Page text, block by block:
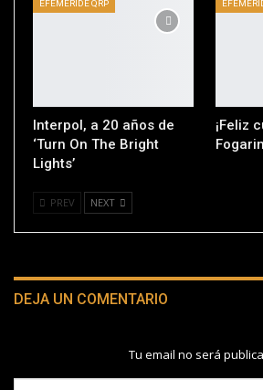
EFEMÉRIDE QRP
Interpol, a 20 años de
‘Turn On The Bright
Lights’
¡Feliz
PREV NEXT
DEJA UN COMENTARIO
Tu email no será